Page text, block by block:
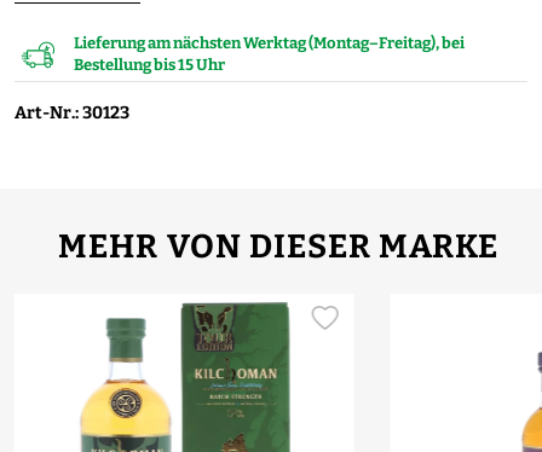
Lieferung am nächsten Werktag (Montag–Freitag), bei
Bestellung bis 15 Uhr
Art-Nr.: 30123
MEHR VON DIESER MARKE